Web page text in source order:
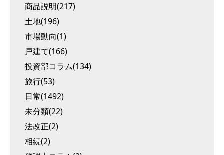
商品説明(217)
土地(196)
市場動向(1)
戸建て(166)
投資部コラム(134)
旅行(53)
日常(1492)
未分類(22)
法改正(2)
相続(2)